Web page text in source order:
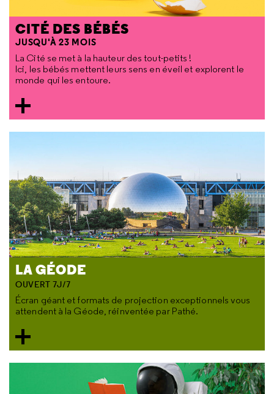
CITÉ DES BÉBÉS
JUSQU'À 23 MOIS
La Cité se met à la hauteur des tout-petits !
Ici, les bébés mettent leurs sens en éveil et explorent le
monde qui les entoure.
LA GÉODE
OUVERT 7J/7
Écran géant et formats de projection exceptionnels vous
attendent à la Géode, réinventée par Pathé.